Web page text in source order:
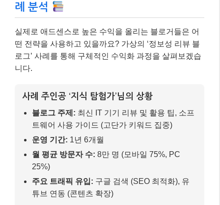
례 분석
실제로 애드센스로 높은 수익을 올리는 블로거들은 어
떤 전략을 사용하고 있을까요? 가상의 ‘정보성 리뷰 블
로그’ 사례를 통해 구체적인 수익화 과정을 살펴보겠습
니다.
사례 주인공 ‘지식 탐험가’님의 상황
블로그 주제: 최신 IT 기기 리뷰 및 활용 팁, 소프
트웨어 사용 가이드 (고단가 키워드 집중)
운영 기간: 1년 6개월
월 평균 방문자 수: 8만 명 (모바일 75%, PC
25%)
주요 트래픽 유입: 구글 검색 (SEO 최적화), 유
튜브 연동 (콘텐츠 확장)